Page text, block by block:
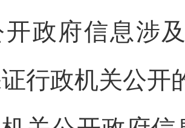
政府信息涉
行政机关公开